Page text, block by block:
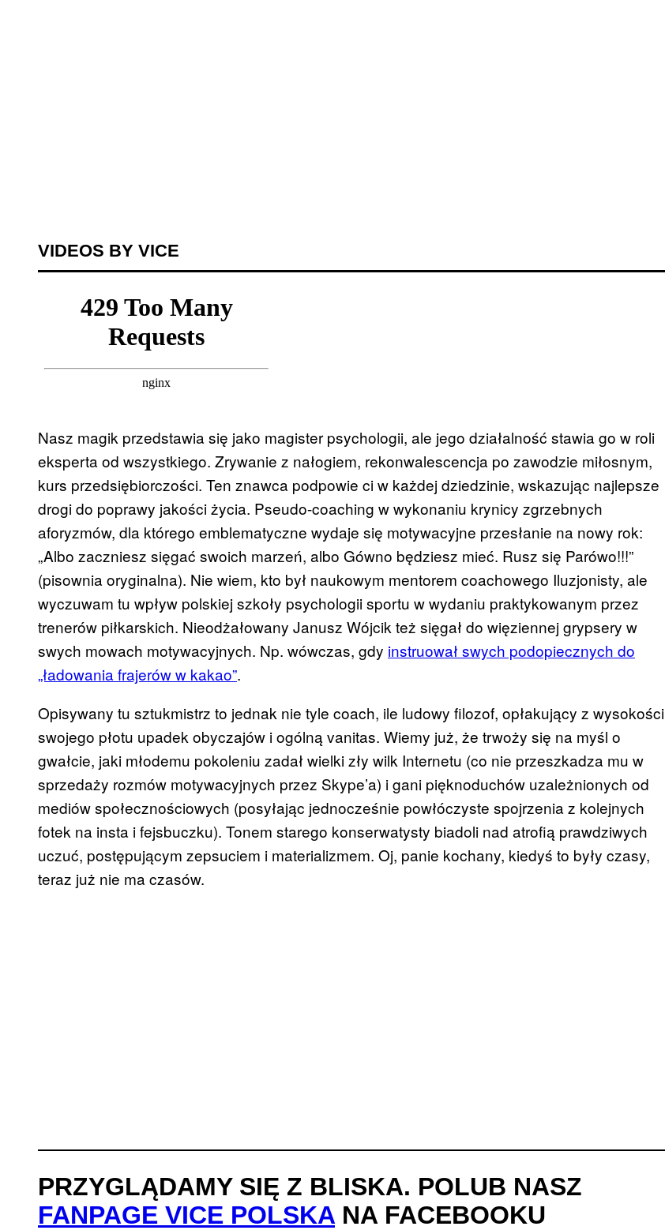
VIDEOS BY VICE
Nasz magik przedstawia się jako magister psychologii, ale jego działalność stawia go w roli
eksperta od wszystkiego. Zrywanie z nałogiem, rekonwalescencja po zawodzie miłosnym,
kurs przedsiębiorczości. Ten znawca podpowie ci w każdej dziedzinie, wskazując najlepsze
drogi do poprawy jakości życia. Pseudo-coaching w wykonaniu krynicy zgrzebnych
aforyzmów, dla którego emblematyczne wydaje się motywacyjne przesłanie na nowy rok:
„Albo zaczniesz sięgać swoich marzeń, albo Gówno będziesz mieć. Rusz się Parówo!!!”
(pisownia oryginalna). Nie wiem, kto był naukowym mentorem coachowego Iluzjonisty, ale
wyczuwam tu wpływ polskiej szkoły psychologii sportu w wydaniu praktykowanym przez
trenerów piłkarskich. Nieodżałowany Janusz Wójcik też sięgał do więziennej grypsery w
swych mowach motywacyjnych. Np. wówczas, gdy instruował swych podopiecznych do
„ładowania frajerów w kakao”.
Opisywany tu sztukmistrz to jednak nie tyle coach, ile ludowy filozof, opłakujący z wysokości
swojego płotu upadek obyczajów i ogólną vanitas. Wiemy już, że trwoży się na myśl o
gwałcie, jaki młodemu pokoleniu zadał wielki zły wilk Internetu (co nie przeszkadza mu w
sprzedaży rozmów motywacyjnych przez Skype’a) i gani pięknoduchów uzależnionych od
mediów społecznościowych (posyłając jednocześnie powłóczyste spojrzenia z kolejnych
fotek na insta i fejsbuczku). Tonem starego konserwatysty biadoli nad atrofią prawdziwych
uczuć, postępującym zepsuciem i materializmem. Oj, panie kochany, kiedyś to były czasy,
teraz już nie ma czasów.
PRZYGLĄDAMY SIĘ Z BLISKA. POLUB NASZ
FANPAGE VICE POLSKA NA FACEBOOKU